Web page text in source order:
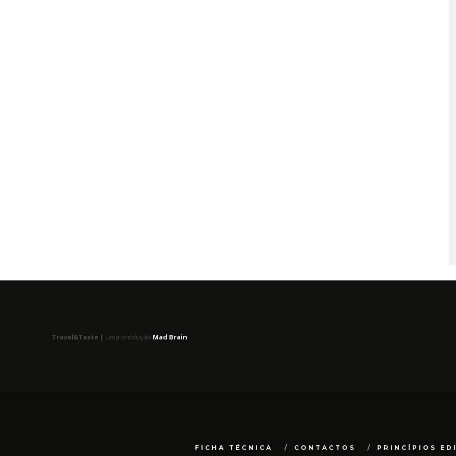
Travel&Taste | Uma produção Mad Brain
FICHA TÉCNICA CONTACTOS PRINCÍPIOS